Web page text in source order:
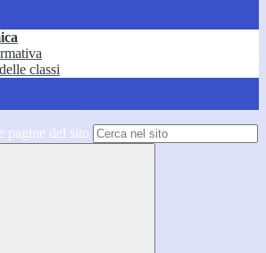
classi
pagine del sito